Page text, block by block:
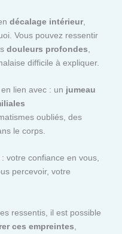
décalage intérieur,
Vous pouvez ressentir
douleurs profondes
difficile à expliquer.
lien avec : un jumeau
oubliés, des
le corps.
votre confiance en vous,
percevoir, votre
ressentis, il est possible
ces empreintes